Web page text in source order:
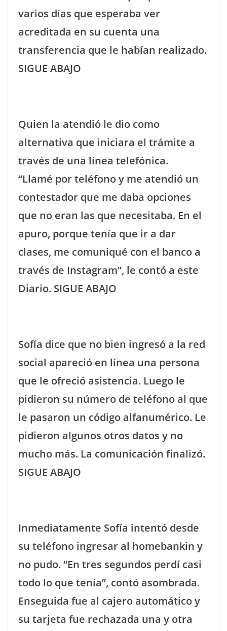
varios días que esperaba ver
acreditada en su cuenta una
transferencia que le habían realizado.
SIGUE ABAJO
Quien la atendió le dio como
alternativa que iniciara el trámite a
través de una línea telefónica.
“Llamé por teléfono y me atendió un
contestador que me daba opciones
que no eran las que necesitaba. En el
apuro, porque tenía que ir a dar
clases, me comuniqué con el banco a
través de Instagram”, le contó a este
Diario. SIGUE ABAJO
Sofía dice que no bien ingresó a la red
social apareció en línea una persona
que le ofreció asistencia. Luego le
pidieron su número de teléfono al que
le pasaron un código alfanumérico. Le
pidieron algunos otros datos y no
mucho más. La comunicación finalizó.
SIGUE ABAJO
Inmediatamente Sofía intentó desde
su teléfono ingresar al homebankin y
no pudo. “En tres segundos perdí casi
todo lo que tenía”, contó asombrada.
Enseguida fue al cajero automático y
su tarjeta fue rechazada una y otra